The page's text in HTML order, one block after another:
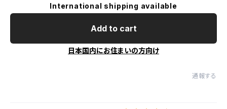
International shipping available
Add to cart
日本国内にお住まいの方向け
通報する